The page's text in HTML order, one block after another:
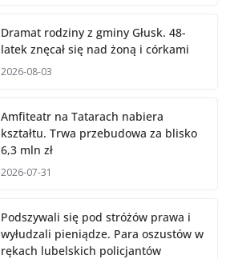
Dramat rodziny z gminy Głusk. 48-
latek znęcał się nad żoną i córkami
2026-08-03
Amfiteatr na Tatarach nabiera
kształtu. Trwa przebudowa za blisko
6,3 mln zł
2026-07-31
Podszywali się pod stróżów prawa i
wyłudzali pieniądze. Para oszustów w
rękach lubelskich policjantów